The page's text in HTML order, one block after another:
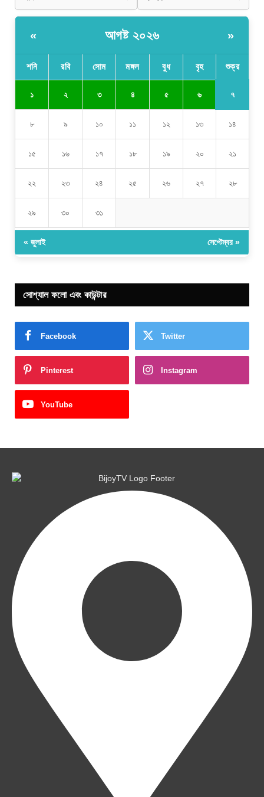
« আগষ্ট ২০২৬ »
শনি রবি সোম মঙ্গল বুধ বৃহ শুক্র
১ ২ ৩ ৪ ৫ ৬ ৭
৮ ৯ ১০ ১১ ১২ ১৩ ১৪
১৫ ১৬ ১৭ ১৮ ১৯ ২০ ২১
২২ ২৩ ২৪ ২৫ ২৬ ২৭ ২৮
২৯ ৩০ ৩১
« জুলাই সেপ্টেম্বর »
সোশ্যাল ফলো এবং কাউন্টার
Facebook Twitter
Pinterest Instagram
YouTube